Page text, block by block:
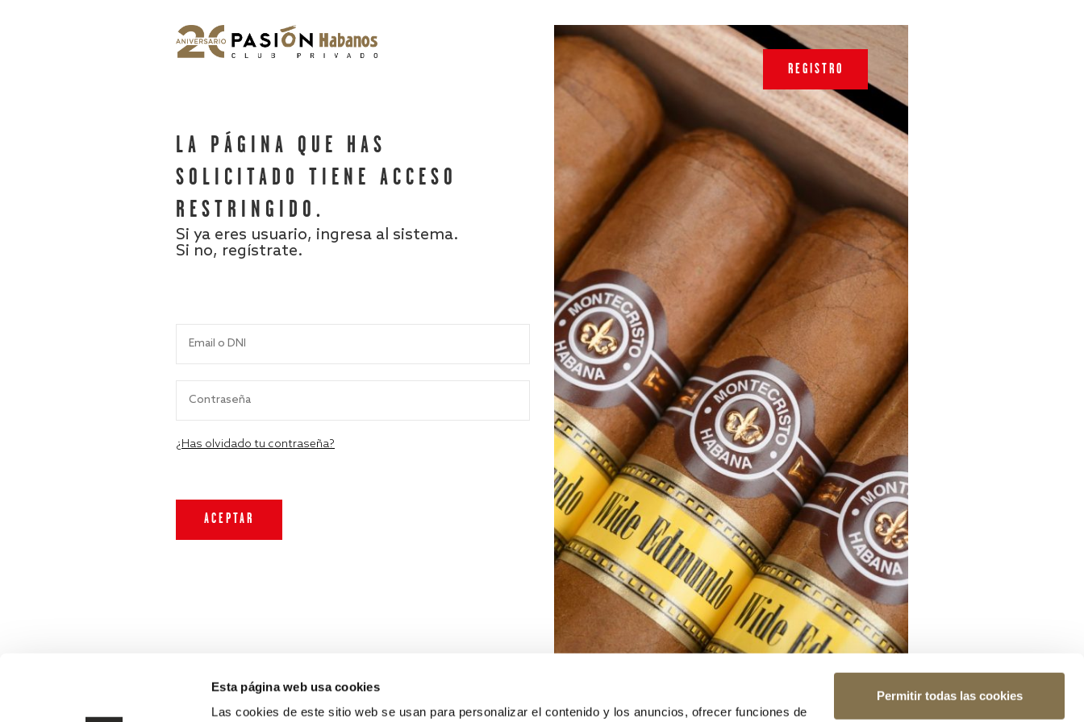
Esta página web usa cookies
Las cookies de este sitio web se usan para personalizar el contenido y los anuncios, ofrecer funciones de
Permitir todas las cookies
LA PÁGINA QUE HAS
SOLICITADO TIENE ACCESO
RESTRINGIDO.
Si ya eres usuario, ingresa al sistema.
Si no, regístrate.
¿Has olvidado tu contraseña?
REGISTRO